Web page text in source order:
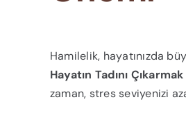
Hamilelik, hayatınızda
Hayatın Tadını Çıkarmak
zaman, stres seviyenizi